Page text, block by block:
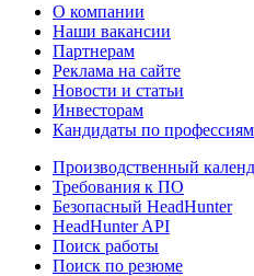
О компании
Наши вакансии
Партнерам
Реклама на сайте
Новости и статьи
Инвесторам
Кандидаты по профессиям
Производственный
Требования к ПО
Безопасный HeadHunter
HeadHunter API
Поиск работы
Поиск по резюме